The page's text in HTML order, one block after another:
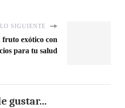
SIGUIENTE
exótico con
para tu salud
gustar...